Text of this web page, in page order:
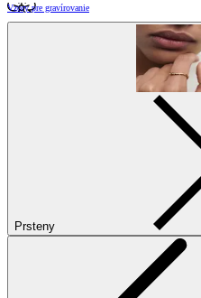
Vzory pre gravírovanie
Prsteny